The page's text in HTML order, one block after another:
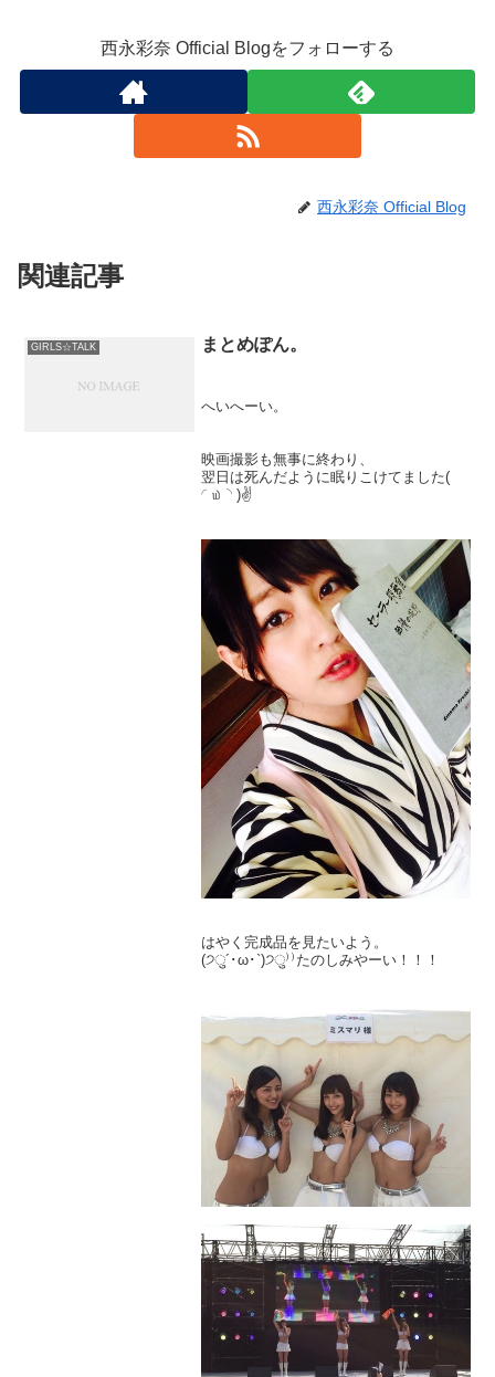
西永彩奈 Official Blogをフォローする
西永彩奈 Official Blog
関連記事
GIRLS☆TALK まとめぽん。
へいへーい。
映画撮影も無事に終わり、
翌日は死んだように眠りこけてました(
◜௰◝ )✌️
はやく完成品を見たいよう。
(੭ु´･ω･`)੭ु⁾⁾たのしみやーい！！！